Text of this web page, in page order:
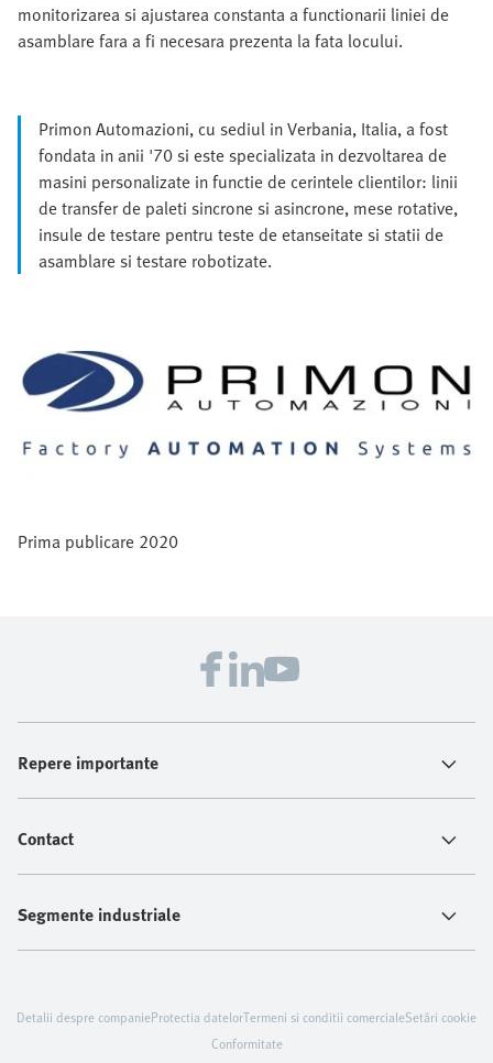
monitorizarea si ajustarea constanta a functionarii liniei de
asamblare fara a fi necesara prezenta la fata locului.
Primon Automazioni, cu sediul in Verbania, Italia, a fost
fondata in anii '70 si este specializata in dezvoltarea de
masini personalizate in functie de cerintele clientilor: linii
de transfer de paleti sincrone si asincrone, mese rotative,
insule de testare pentru teste de etanseitate si statii de
asamblare si testare robotizate.
Prima publicare 2020
Repere importante
Contact
Segmente industriale
Detalii despre companieProtectia datelorTermeni si conditii comercialeSetări cookie
Conformitate